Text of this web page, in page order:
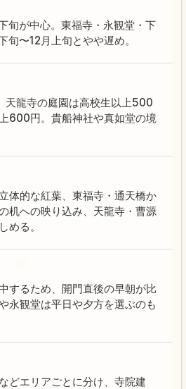
旬が中心。東福寺・永観堂・下
旬〜12月上旬とやや遅め。
天龍寺の庭園は高校生以上500
600円。貴船神社や真如堂の境
体的な紅葉、東福寺・通天橋か
机への映り込み、天龍寺・曹源
める。
するため、開門直後の早朝が比
永観堂は平日や夕方を選ぶのも
どエリアごとに分け、寺院建